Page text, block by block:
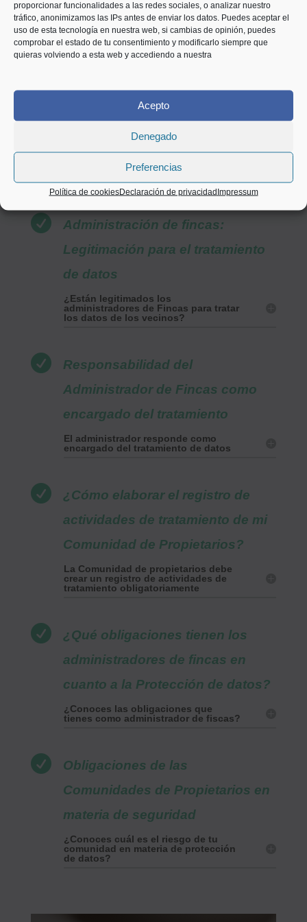
proporcionar funcionalidades a las redes sociales, o analizar nuestro
tráfico, anonimizamos las IPs antes de enviar los datos. Puedes aceptar el
uso de esta tecnología en nuestra web, si cambias de opinión, puedes
comprobar el estado de tu consentimiento y modificarlo siempre que
quieras volviendo a esta web y accediendo a nuestra
Acepto
Denegado
Preferencias
Política de cookiesDeclaración de privacidadImpressum
inscripción de los ficheros, ahora es
la Comunidad la que debe
preocuparse de documentar las
INFÓRMATE AHORA

Administración de fincas:
Legitimación para el tratamiento
de datos
¿Están legitimados los
administradores de Fincas para tratar
los datos de los vecinos?

Responsabilidad del
Administrador de Fincas como
encargado del tratamiento
El administrador responde como
encargado del tratamiento de datos

¿Cómo elaborar el registro de
actividades de tratamiento de mi
Comunidad de Propietarios?
La Comunidad de propietarios debe
crear un registro de actividades de
tratamiento obligatoriamente

¿Qué obligaciones tienen los
administradores de fincas en
cuanto a la Protección de datos?
¿Conoces las obligaciones que
tienes como administrador de fiscas?

Obligaciones de las
Comunidades de Propietarios en
materia de seguridad
¿Conoces cuál es el riesgo de tu
comunidad en materia de protección
de datos?